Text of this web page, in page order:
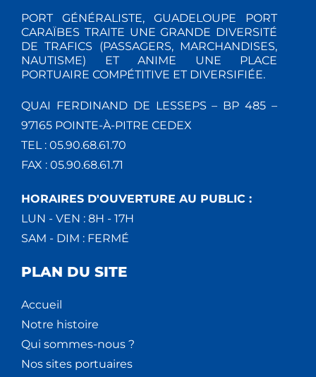
PORT GÉNÉRALISTE, GUADELOUPE PORT
CARAÏBES TRAITE UNE GRANDE DIVERSITÉ
DE TRAFICS (PASSAGERS, MARCHANDISES,
NAUTISME) ET ANIME UNE PLACE
PORTUAIRE COMPÉTITIVE ET DIVERSIFIÉE.
QUAI FERDINAND DE LESSEPS – BP 485 –
97165 POINTE-À-PITRE CEDEX
TEL : 05.90.68.61.70
FAX : 05.90.68.61.71
HORAIRES D'OUVERTURE AU PUBLIC :
LUN - VEN : 8H - 17H
SAM - DIM : FERMÉ
PLAN DU SITE
Accueil
Notre histoire
Qui sommes-nous ?
Nos sites portuaires